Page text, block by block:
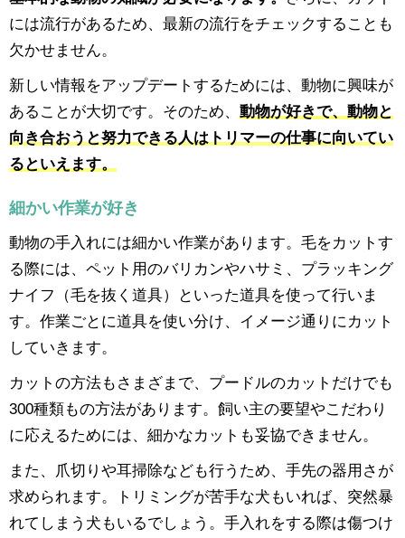
には流行があるため、最新の流行をチェックすることも
欠かせません。
新しい情報をアップデートするためには、動物に興味が
あることが大切です。そのため、 動物が好きで、動物と
向き合おうと努力できる人はトリマーの仕事に向いてい
るといえます。
細かい作業が好き
動物の手入れには細かい作業があります。毛をカットす
る際には、ペット用のバリカンやハサミ、プラッキング
ナイフ（毛を抜く道具）といった道具を使って行いま
す。作業ごとに道具を使い分け、イメージ通りにカット
していきます。
カットの方法もさまざまで、プードルのカットだけでも
300種類もの方法があります。飼い主の要望やこだわり
に応えるためには、細かなカットも妥協できません。
また、爪切りや耳掃除なども行うため、手先の器用さが
求められます。トリミングが苦手な犬もいれば、突然暴
れてしまう犬もいるでしょう。手入れをする際は傷つけ